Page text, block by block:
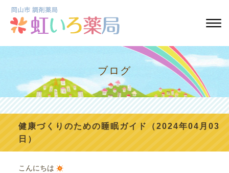
ブログ
健康づくりのための睡眠ガイド（2024年04月03
日）
こんにちは